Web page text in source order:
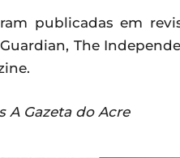
publicadas em
The
A Gazeta do Acre